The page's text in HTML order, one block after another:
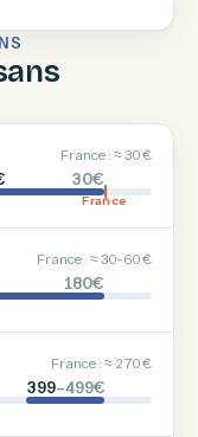
France : ≈ 30 €
30€
France
France : ≈ 30-60 €
180€
France : ≈ 270 €
399–499€